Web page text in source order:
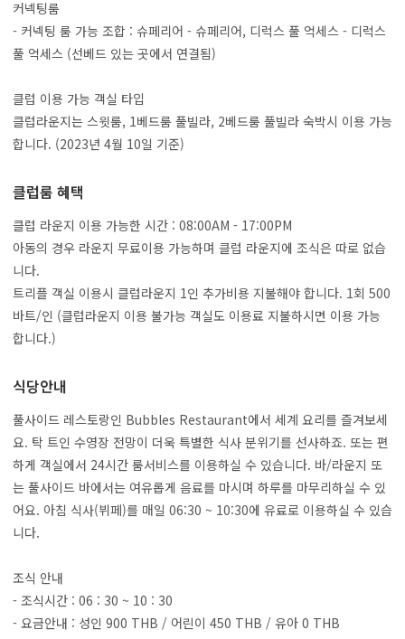
커넥팅룸
- 커넥팅 룸 가능 조합 : 슈페리어 - 슈페리어, 디럭스 풀 억세스 - 디럭스
풀 억세스 (선베드 있는 곳에서 연결됨)
클럽 이용 가능 객실 타입
클럽라운지는 스윗룸, 1베드룸 풀빌라, 2베드룸 풀빌라 숙박시 이용 가능
합니다. (2023년 4월 10일 기준)
클럽룸 혜택
클럽 라운지 이용 가능한 시간 : 08:00AM - 17:00PM
아동의 경우 라운지 무료이용 가능하며 클럽 라운지에 조식은 따로 없습
니다.
트리플 객실 이용시 클럽라운지 1인 추가비용 지불해야 합니다. 1회 500
바트/인 (클럽라운지 이용 불가능 객실도 이용료 지불하시면 이용 가능
합니다.)
식당안내
풀사이드 레스토랑인 Bubbles Restaurant에서 세계 요리를 즐겨보세
요. 탁 트인 수영장 전망이 더욱 특별한 식사 분위기를 선사하죠. 또는 편
하게 객실에서 24시간 룸서비스를 이용하실 수 있습니다. 바/라운지 또
는 풀사이드 바에서는 여유롭게 음료를 마시며 하루를 마무리하실 수 있
어요. 아침 식사(뷔페)를 매일 06:30 ~ 10:30에 유료로 이용하실 수 있습
니다.
조식 안내
- 조식시간 : 06 : 30 ~ 10 : 30
- 요금안내 : 성인 900 THB / 어린이 450 THB / 유아 0 THB